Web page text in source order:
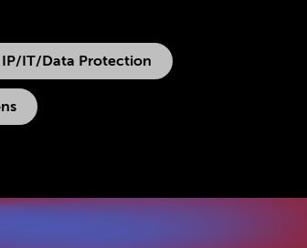
IP/IT/Data Protection